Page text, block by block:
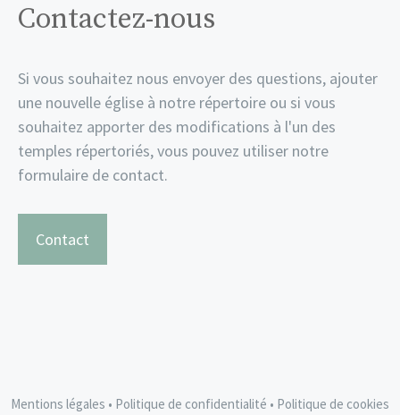
Contactez-nous
Si vous souhaitez nous envoyer des questions, ajouter
une nouvelle église à notre répertoire ou si vous
souhaitez apporter des modifications à l'un des
temples répertoriés, vous pouvez utiliser notre
formulaire de contact.
Contact
Mentions légales • Politique de confidentialité • Politique de cookies